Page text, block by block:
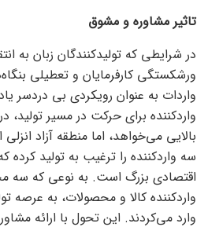
تاثیر مشاوره و مشوق
در شرایطی که تولیدکنندگان زبان به
ورشکستگی کارفرمایان و تعطیلی
واردات به عنوان رویکردی بی دردسر
واردکننده برای حرکت در مسیر تولید،
بالایی می‌خواهد، اما منطقه آزاد انزلی
سه واردکننده را ترغیب به تولید کرده
اقتصادی بزرگ است. به نوعی که سه
واردکننده کالا و محصولات، به عرصه
وارد می‌کردند. این تحول با ارائه